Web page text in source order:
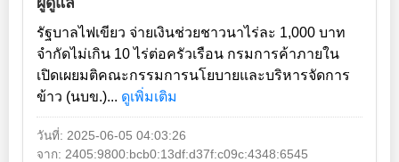
รัฐบาลไฟเขียว จ่ายเงินช่วยชาวนาไร่ละ 1,000 บาท
จำกัดไม่เกิน 10 ไร่ต่อครัวเรือน กรมการค้าภายใน
เปิดเผยมติคณะกรรมการนโยบายและบริหารจัดการ
ข้าว (นบข.)... ดูเพิ่มเติม
วันที่: 2025-06-05 04:03:26
จาก: 2405:9800:bcb0:13df:d37f:c09c:4348:6545